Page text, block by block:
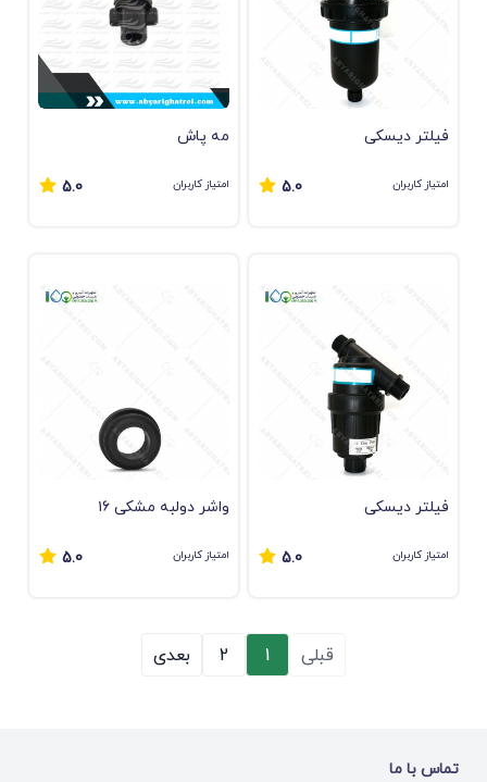
فیلتر دیسکی
امتیاز کاربران 5.0
مه پاش
امتیاز کاربران 5.0
فیلتر دیسکی
امتیاز کاربران 5.0
واشر دولبه مشکی ۱۶
امتیاز کاربران 5.0
قبلی 1
2 بعدی
تماس با ما